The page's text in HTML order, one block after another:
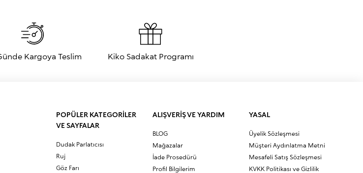
bu işlemi uygularken bazı önemli püf noktalarına dikkat etmeniz gerekir. Aşağıda mükemmel bir kontür uygulaması
Bu gölgeler genel olarak
fondöteninizdeniki veya üç ton daha koyu tonlardan oluşur. Doğru kontür tonlarını
ve ışıltıyı doğru noktalara taşıyan highlighterürünleriyle görünümünüzü tamamlayabilirsiniz.
KIKO Milano, ister sade ister belirgin hatlara sahip bir stil arayın, her adımda kusursuz bir sonuç elde etmenize
Kargoya Teslim Kiko Sadakat Programı
POPÜLER KATEGORİLER
VE SAYFALAR
Dudak Parlatıcısı
Ruj
Göz Farı
ALIŞVERİŞ VE YARDIM
BLOG
Mağazalar
İade Prosedürü
Profil Bilgilerim
YASAL
Üyelik Sözleşmesi
Müşteri Aydınlatma Metni
Mesafeli Satış Sözleşmesi
KVKK Politikası ve Gizlilik